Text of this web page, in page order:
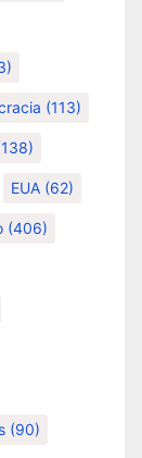
(113)
EUA (62)
(406)
(90)